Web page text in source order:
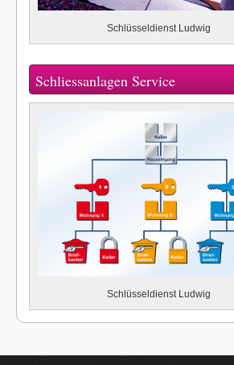
Schlüsseldienst Ludwig
Schliessanlagen Service
Schlüsseldienst Ludwig